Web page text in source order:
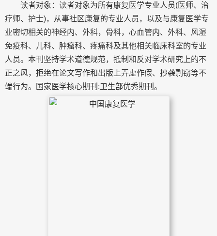
读者对象：读者对象为所有康复医学专业人员(医师、治
疗师、护士)，从事社区康复的专业人员，以及与康复医学专
业密切相关的神经内、外科，骨科，心血管内、外科、风湿
免疫科、儿科、肿瘤科、疼痛科及其他相关临床科室的专业
人员。本刊坚持学术道德规范，抵制和反对学术研究上的不
正之风，拒绝在论文写作和出版上弄虚作假、抄袭剽窃等不
端行为。国家医学核心期刊;卫生部优秀期刊。